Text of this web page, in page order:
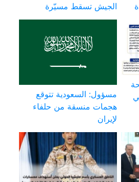
الجيش تسقط مسيّرة
مسؤول: السعودية تتوقع
هجمات منسقة من حلفاء
لإيران